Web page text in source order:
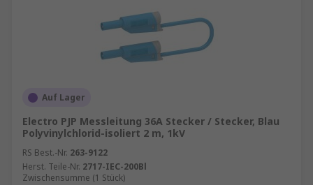
Auf Lager
Electro PJP Messleitung 36A Stecker / Stecker, Blau
Polyvinylchlorid-isoliert 2 m, 1kV
RS Best.-Nr. 263-9122
Herst. Teile-Nr. 2717-IEC-200Bl
Zwischensumme (1 Stück)